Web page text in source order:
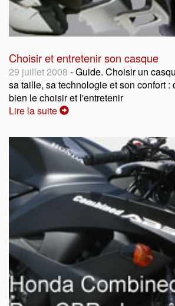
Choisir et entretenir son casque
29 juillet 2008 - Guide. Choisir un
sa taille, sa technologie et son confort :
bien le choisir et l'entretenir
Lire la suite